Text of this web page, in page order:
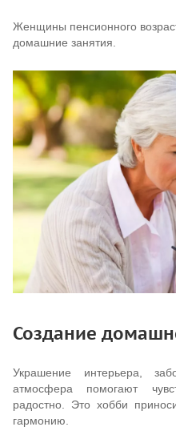
Женщины пенсионного
домашние занятия.
Создание
Украшение интерьера,
атмосфера помогают
радостно. Это хобби
гармонию.